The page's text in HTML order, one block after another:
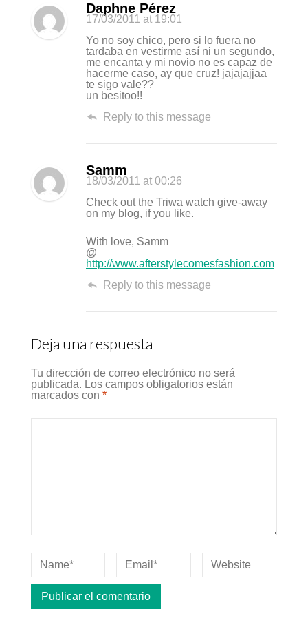
Daphne Pérez
17/03/2011 at 19:01
Yo no soy chico, pero si lo fuera no
tardaba en vestirme así ni un segundo,
me encanta y mi novio no es capaz de
hacerme caso, ay que cruz! jajajajjaa
te sigo vale??
un besitoo!!
Reply to this message
Samm
18/03/2011 at 00:26
Check out the Triwa watch give-away
on my blog, if you like.
With love, Samm
@
http://www.afterstylecomesfashion.com
Reply to this message
Deja una respuesta
Tu dirección de correo electrónico no será
publicada. Los campos obligatorios están
marcados con *